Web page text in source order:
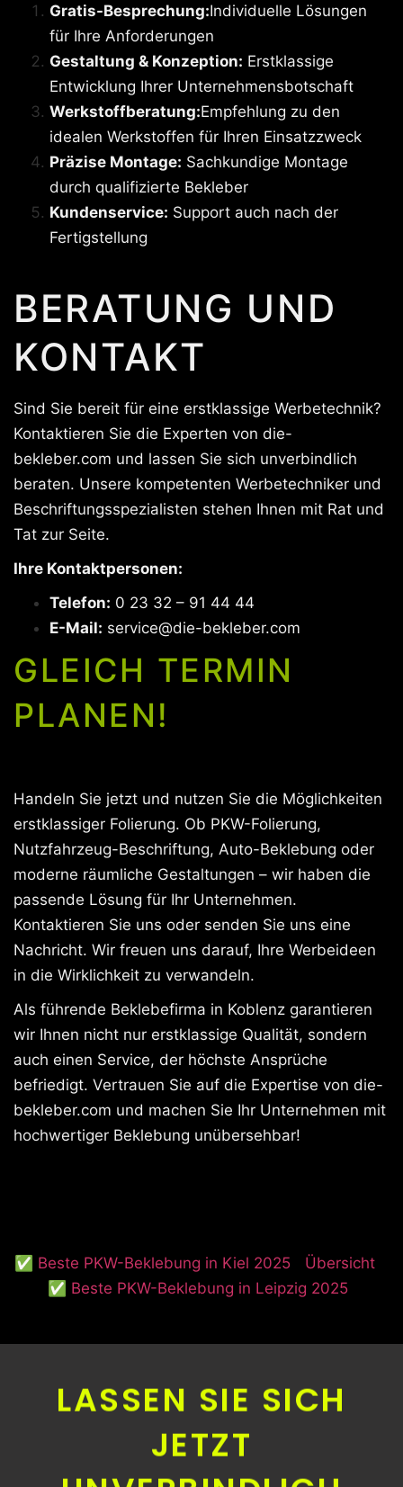
Gratis-Besprechung:Individuelle Lösungen
für Ihre Anforderungen
Gestaltung & Konzeption: Erstklassige
Entwicklung Ihrer Unternehmensbotschaft
Werkstoffberatung:Empfehlung zu den
idealen Werkstoffen für Ihren Einsatzzweck
Präzise Montage: Sachkundige Montage
durch qualifizierte Bekleber
Kundenservice: Support auch nach der
Fertigstellung
BERATUNG UND
KONTAKT
Sind Sie bereit für eine erstklassige Werbetechnik?
Kontaktieren Sie die Experten von die-
bekleber.com und lassen Sie sich unverbindlich
beraten. Unsere kompetenten Werbetechniker und
Beschriftungsspezialisten stehen Ihnen mit Rat und
Tat zur Seite.
Ihre Kontaktpersonen:
Telefon: 0 23 32 – 91 44 44
E-Mail: service@die-bekleber.com
GLEICH TERMIN
PLANEN!
Handeln Sie jetzt und nutzen Sie die Möglichkeiten
erstklassiger Folierung. Ob PKW-Folierung,
Nutzfahrzeug-Beschriftung, Auto-Beklebung oder
moderne räumliche Gestaltungen – wir haben die
passende Lösung für Ihr Unternehmen.
Kontaktieren Sie uns oder senden Sie uns eine
Nachricht. Wir freuen uns darauf, Ihre Werbeideen
in die Wirklichkeit zu verwandeln.
Als führende Beklebefirma in Koblenz garantieren
wir Ihnen nicht nur erstklassige Qualität, sondern
auch einen Service, der höchste Ansprüche
befriedigt. Vertrauen Sie auf die Expertise von die-
bekleber.com und machen Sie Ihr Unternehmen mit
hochwertiger Beklebung unübersehbar!
✅ Beste PKW-Beklebung in Kiel 2025
Übersicht
✅ Beste PKW-Beklebung in Leipzig 2025
LASSEN SIE SICH
JETZT